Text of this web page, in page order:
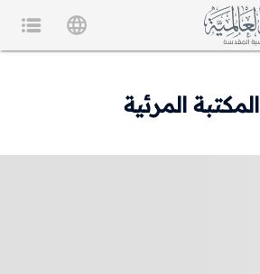
المكتبة المرئية